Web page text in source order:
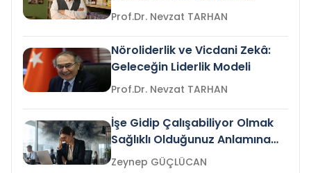
Prof.Dr. Nevzat TARHAN
Nöroliderlik ve Vicdani Zekâ:
Geleceğin Liderlik Modeli
Prof.Dr. Nevzat TARHAN
İşe Gidip Çalışabiliyor Olmak
Sağlıklı Olduğunuz Anlamına
Gelir mi?Zeynep GÜÇLÜCAN